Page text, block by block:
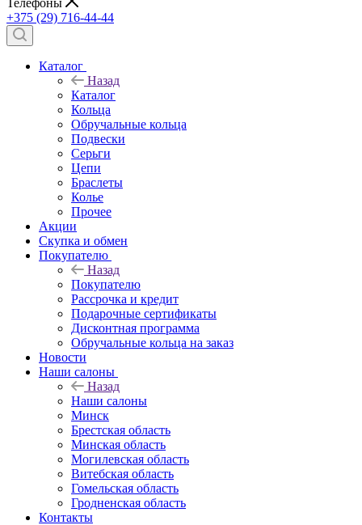
Телефоны
+375 (29) 716-44-44
Каталог
Назад
Каталог
Кольца
Обручальные кольца
Подвески
Серьги
Цепи
Браслеты
Колье
Прочее
Акции
Скупка и обмен
Покупателю
Назад
Покупателю
Рассрочка и кредит
Подарочные сертификаты
Дисконтная программа
Обручальные кольца на заказ
Новости
Наши салоны
Назад
Наши салоны
Минск
Брестская область
Минская область
Могилевская область
Витебская область
Гомельская область
Гродненская область
Контакты